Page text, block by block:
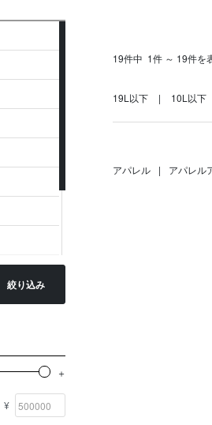
絞り込み
¥
19件中 1件 ～ 19件を
19L以下 10L以下
アパレル | アパレル